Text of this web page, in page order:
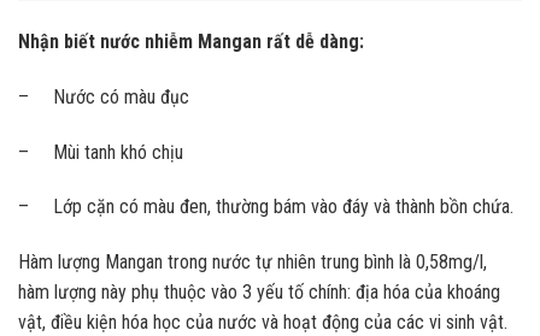
Nhận biết nước nhiễm Mangan rất dễ dàng:
– Nước có màu đục
– Mùi tanh khó chịu
– Lớp cặn có màu đen, thường bám vào đáy và thành bồn chứa.
Hàm lượng Mangan trong nước tự nhiên trung bình là 0,58mg/l,
hàm lượng này phụ thuộc vào 3 yếu tố chính: địa hóa của khoáng
vật, điều kiện hóa học của nước và hoạt động của các vi sinh vật.